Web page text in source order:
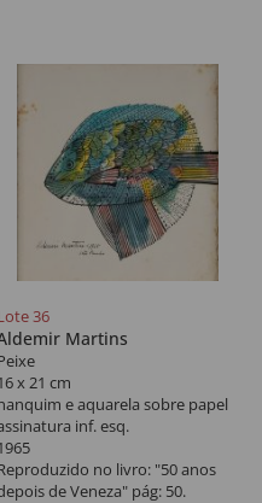
36
Martins
x 21 cm
e aquarela sobre papel
inf. esq.
no livro: "50 anos
de Veneza" pág: 50.